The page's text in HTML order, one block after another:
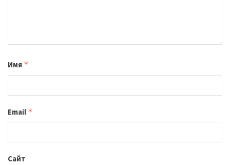
Имя *
Email *
Сайт